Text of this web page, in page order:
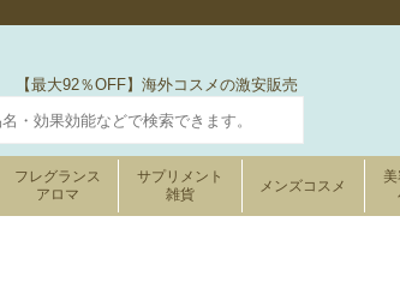
【最大92％OFF】海外コスメの激安販売
フレグランス
アロマ
サプリメント
雑貨
メンズコスメ